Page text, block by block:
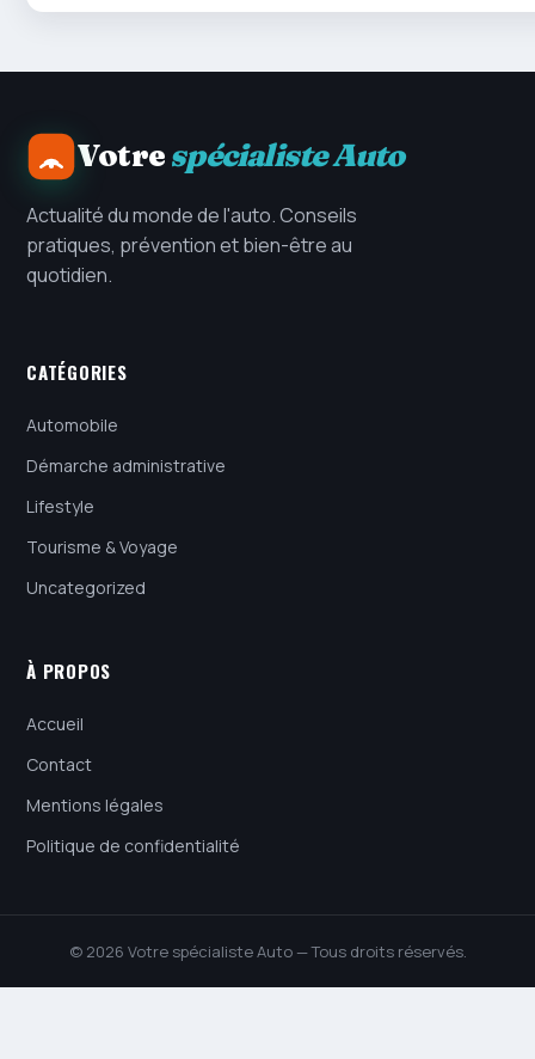
Votrespécialiste Auto
Actualité du monde de l'auto. Conseils
pratiques, prévention et bien-être au
quotidien.
CATÉGORIES
Automobile
Démarche administrative
Lifestyle
Tourisme & Voyage
Uncategorized
À PROPOS
Accueil
Contact
Mentions légales
Politique de confidentialité
© 2026 Votre spécialiste Auto — Tous droits réservés.